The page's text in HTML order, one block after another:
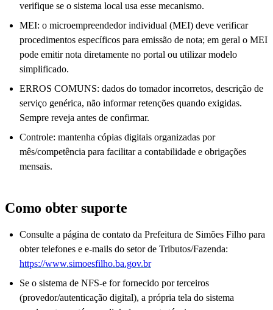
verifique se o sistema local usa esse mecanismo.
MEI: o microempreendedor individual (MEI) deve verificar
procedimentos específicos para emissão de nota; em geral o MEI
pode emitir nota diretamente no portal ou utilizar modelo
simplificado.
ERROS COMUNS: dados do tomador incorretos, descrição de
serviço genérica, não informar retenções quando exigidas.
Sempre reveja antes de confirmar.
Controle: mantenha cópias digitais organizadas por
mês/competência para facilitar a contabilidade e obrigações
mensais.
Como obter suporte
Consulte a página de contato da Prefeitura de Simões Filho para
obter telefones e e-mails do setor de Tributos/Fazenda:
https://www.simoesfilho.ba.gov.br
Se o sistema de NFS-e for fornecido por terceiros
(provedor/autenticação digital), a própria tela do sistema